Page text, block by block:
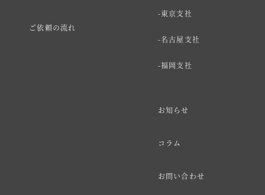
ご依頼の流れ
東京支社
名古屋支社
福岡支社
お知らせ
コラム
お問い合わせ